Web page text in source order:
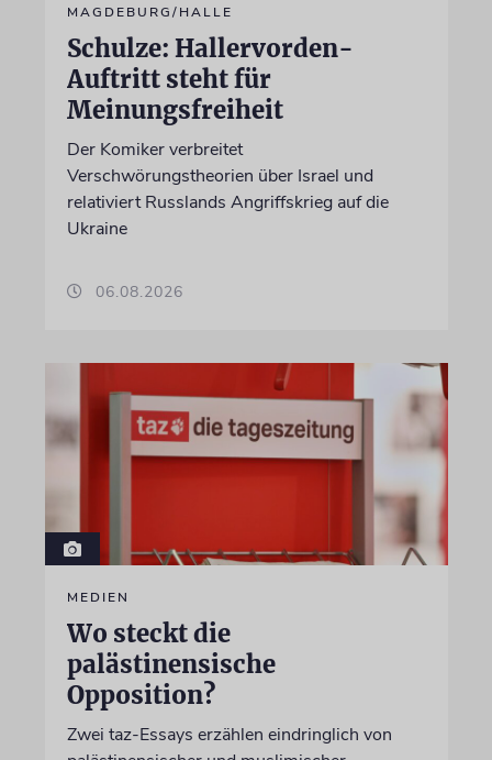
MAGDEBURG/HALLE
Schulze: Hallervorden-
Auftritt steht für
Meinungsfreiheit
Der Komiker verbreitet
Verschwörungstheorien über Israel und
relativiert Russlands Angriffskrieg auf die
Ukraine
06.08.2026
MEDIEN
Wo steckt die
palästinensische
Opposition?
Zwei taz-Essays erzählen eindringlich von